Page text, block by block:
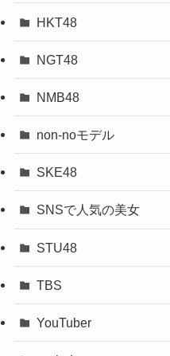
HKT48
NGT48
NMB48
non-noモデル
SKE48
SNSで人気の美女
STU48
TBS
YouTuber